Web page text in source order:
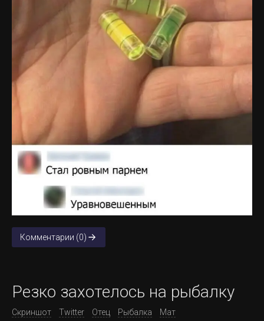
Комментарии (0)
Резко захотелось на рыбалку
Скриншот Twitter Отец Рыбалка
Мат